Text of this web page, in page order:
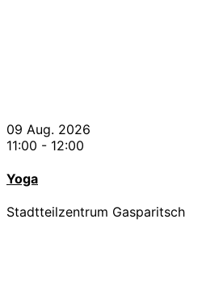
09 Aug. 2026
11:00 - 12:00
Yoga
Stadtteilzentrum Gasparitsch